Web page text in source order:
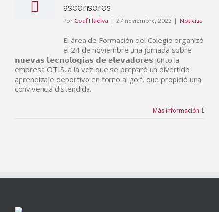
ascensores
Por Coaf Huelva | 27 noviembre, 2023 | Noticias
El área de Formación del Colegio organizó
el 24 de noviembre una jornada sobre
𝗻𝘂𝗲𝘃𝗮𝘀 𝘁𝗲𝗰𝗻𝗼𝗹𝗼𝗴𝗶́𝗮𝘀 𝗱𝗲 𝗲𝗹𝗲𝘃𝗮𝗱𝗼𝗿𝗲𝘀 junto la
empresa OTIS, a la vez que se preparó un divertido
aprendizaje deportivo en torno al golf, que propició una
convivencia distendida.
Más información